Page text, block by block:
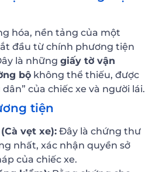
hóa, nền tảng của một
đầu từ chính phương tiện
là những giấy tờ vận
bộ không thể thiếu, được
của chiếc xe và người lái.
tiện
vẹt xe): Đây là chứng thư
nhất, xác nhận quyền sở
của chiếc xe.